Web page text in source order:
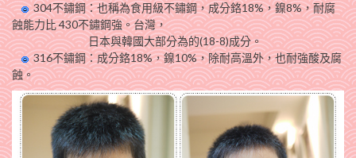
304不鏽鋼：也稱為食用級不鏽鋼，成分鉻18%，鎳8%，耐腐
蝕能力比 430不鏽鋼強。台灣，
日本與韓國大部分為的(18-8)成分。
316不鏽鋼：成分鉻18%，鎳10%，除耐高溫外，也耐強酸及腐
蝕。